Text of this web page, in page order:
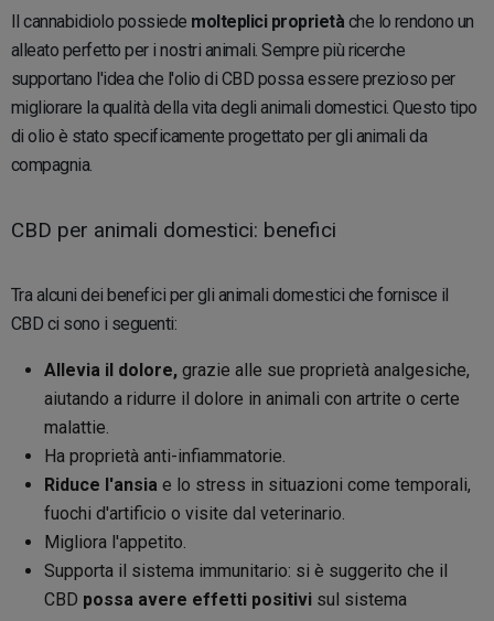
Il cannabidiolo possiede molteplici proprietà che lo rendono un
alleato perfetto per i nostri animali. Sempre più ricerche
supportano l'idea che l'olio di CBD possa essere prezioso per
migliorare la qualità della vita degli animali domestici. Questo tipo
di olio è stato specificamente progettato per gli animali da
compagnia.
CBD per animali domestici: benefici
Tra alcuni dei benefici per gli animali domestici che fornisce il
CBD ci sono i seguenti:
Allevia il dolore, grazie alle sue proprietà analgesiche,
aiutando a ridurre il dolore in animali con artrite o certe
malattie.
Ha proprietà anti-infiammatorie.
Riduce l'ansia e lo stress in situazioni come temporali,
fuochi d'artificio o visite dal veterinario.
Migliora l'appetito.
Supporta il sistema immunitario: si è suggerito che il
CBD possa avere effetti positivi sul sistema